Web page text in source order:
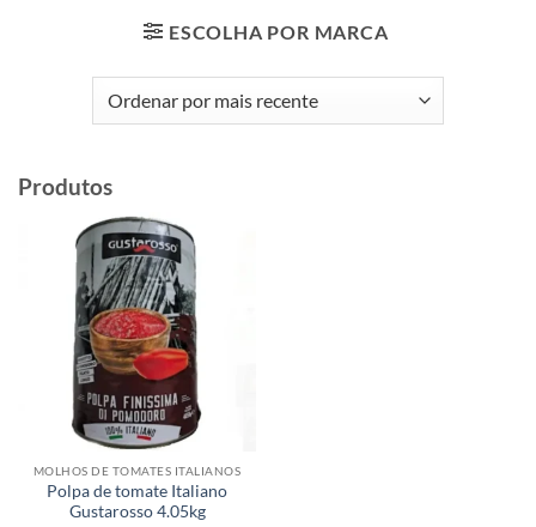
ESCOLHA POR MARCA
Produtos
MOLHOS DE TOMATES ITALIANOS
Polpa de tomate Italiano
Gustarosso 4.05kg